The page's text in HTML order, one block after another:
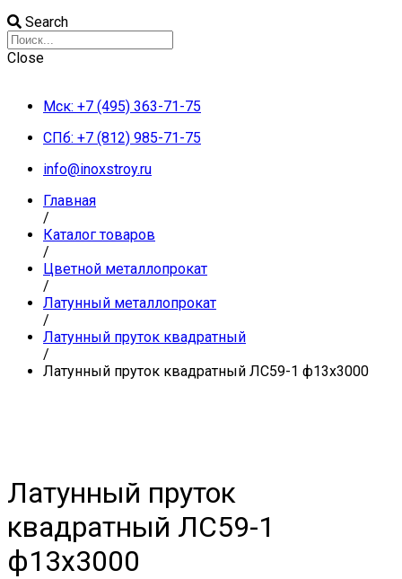
Search
Close
Мск: +7 (495) 363-71-75
СПб: +7 (812) 985-71-75
info@inoxstroy.ru
Главная
/
Каталог товаров
/
Цветной металлопрокат
/
Латунный металлопрокат
/
Латунный пруток квадратный
/
Латунный пруток квадратный ЛС59-1 ф13х3000
Латунный пруток
квадратный ЛС59-1
ф13х3000